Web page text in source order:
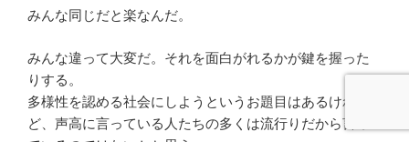
みんな同じだと楽なんだ。
みんな違って大変だ。それを面白がれるかが鍵を握った
りする。
多様性を認める社会にしようというお題目はあるけれ
ど、声高に言っている人たちの多くは流行りだから言っ